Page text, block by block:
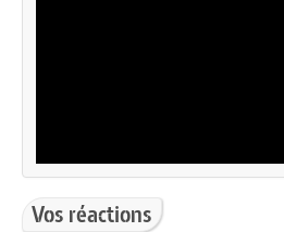
Vos réactions